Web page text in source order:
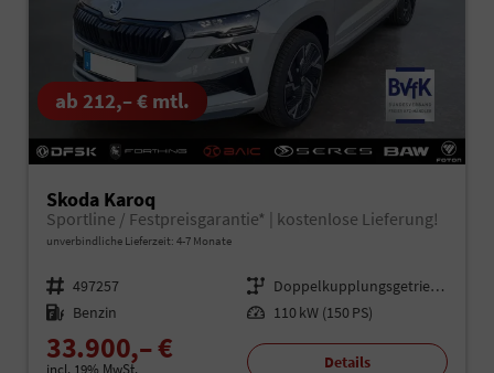
ab 212,– € mtl.
Skoda Karoq
Sportline / Festpreisgarantie* | kostenlose Lieferung!
unverbindliche Lieferzeit: 4-7 Monate
Fahrzeugnr. 497257 Getriebe
Doppelkupplungsgetriebe (DSG)
Kraftstoff Benzin Leistung 110 kW (150 PS)
33.900,– €
incl. 19% MwSt. Details